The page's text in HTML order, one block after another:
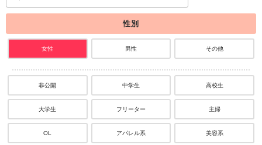
性別
女性 男性 その他
非公開 中学生 高校生
大学生 フリーター 主婦
OL アパレル系 美容系